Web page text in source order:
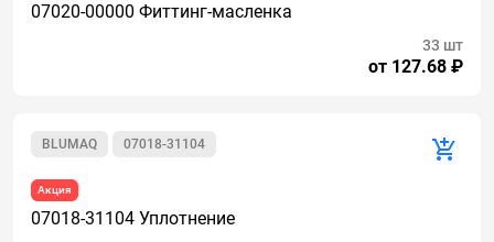
07020-00000 Фиттинг-масленка
от 127.68 ₽
33 шт
07018-31104
BLUMAQ
Акция
07018-31104 Уплотнение